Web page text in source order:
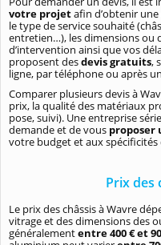
votre projetafin d’obtenir
le type de service souhaité
entretien…), les dimensions ou
d’intervention ainsi que vos
proposent desdevis gratuits,
ligne, par téléphone ou après
Comparer plusieurs devis à
prix, la qualité des matériaux
pose, suivi). Une entreprise
demande et de vous proposer
votre budget et aux
Prix des
Le prix des châssis à Wavre
vitrage et des dimensions des
généralemententre 400 € et